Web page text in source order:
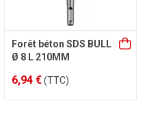
Forêt béton SDS BULL
Ø 8 L 210MM
6,94 €(TTC)